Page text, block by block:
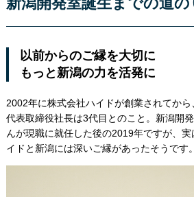
以前からのご縁を大切に
もっと新潟の力を活発に
2002年に株式会社ハイドが創業されてか
代表取締役社長は3代目とのこと。新潟開
んが現職に就任した後の2019年ですが、
イドと新潟には深いご縁があったそうです。